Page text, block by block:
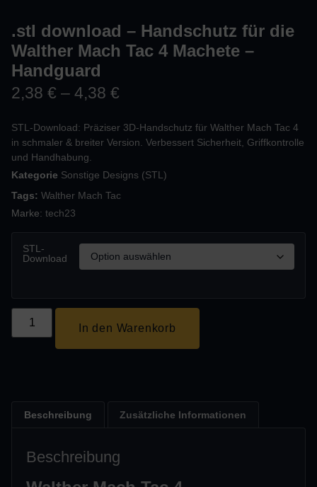
.stl download – Handschutz für die
Walther Mach Tac 4 Machete –
Handguard
2,38 € – 4,38 €
STL-Download: Präziser 3D-Handschutz für Walther Mach Tac 4
in schmaler & breiter Version. Verbessert Sicherheit, Griffkontrolle
und Handhabung.
Kategorie Sonstige Designs (STL)
Tags: Walther Mach Tac
Marke: tech23
STL-
Download
In den Warenkorb
Beschreibung Zusätzliche Informationen
Beschreibung